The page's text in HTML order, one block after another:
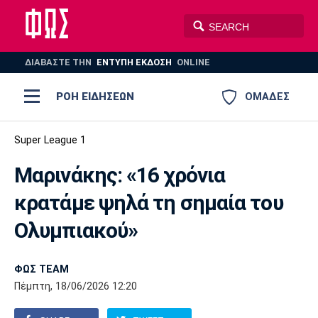
ΔΙΑΒΑΣΤΕ THN ΕΝΤΥΠΗ ΕΚΔΟΣΗ ONLINE
ΟΜΑΔΕΣ
ΡΟΗ ΕΙΔΗΣΕΩΝ
ΠΟΔΟΣΦΑΙΡΟ
ΠΟΛΟ ΣΠΟΡ
AUTO-MOTO PLUS
Ποδόσφαιρο
Super League 1
Super League 2
Γ Εθνική
Ελλάδα
Μπάσκετ
Ελλάδα
Εθνική
EuroLeague
Ολυμπιακοί Αγώνες
Βόλεϊ
Πόλο
Ολυμπιακός ΑΕΚ ΠΑΟΚ
Παναθηναϊκός Ατρόμητος
Super League 1
Μαρινάκης: «16 χρόνια
κρατάμε ψηλά τη σημαία του
Ολυμπιακού»
ΦΩΣ TEAM
Πέμπτη, 18/06/2026 12:20